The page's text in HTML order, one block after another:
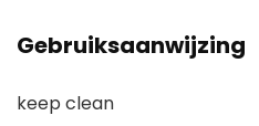
Gebruiksaanwijzing
keep clean